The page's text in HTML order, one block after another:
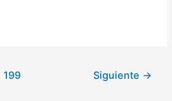
199 Siguiente →